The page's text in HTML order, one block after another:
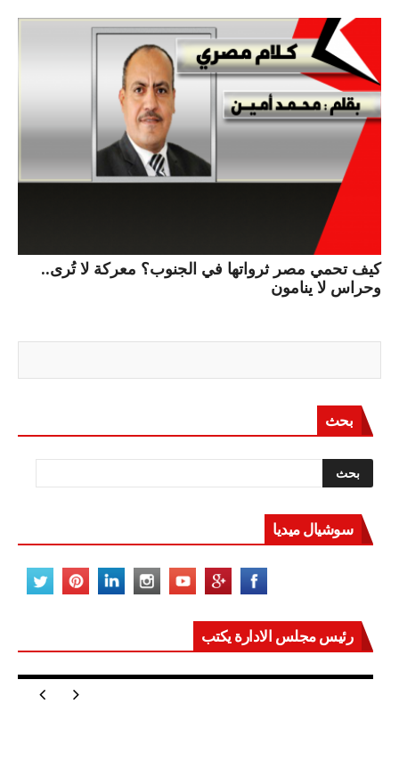
كيف تحمي مصر ثرواتها في الجنوب؟ معركة لا تُرى..
وحراس لا ينامون
بحث
سوشيال ميديا
رئيس مجلس الادارة يكتب
مصر تعيد للعالم اتزانه